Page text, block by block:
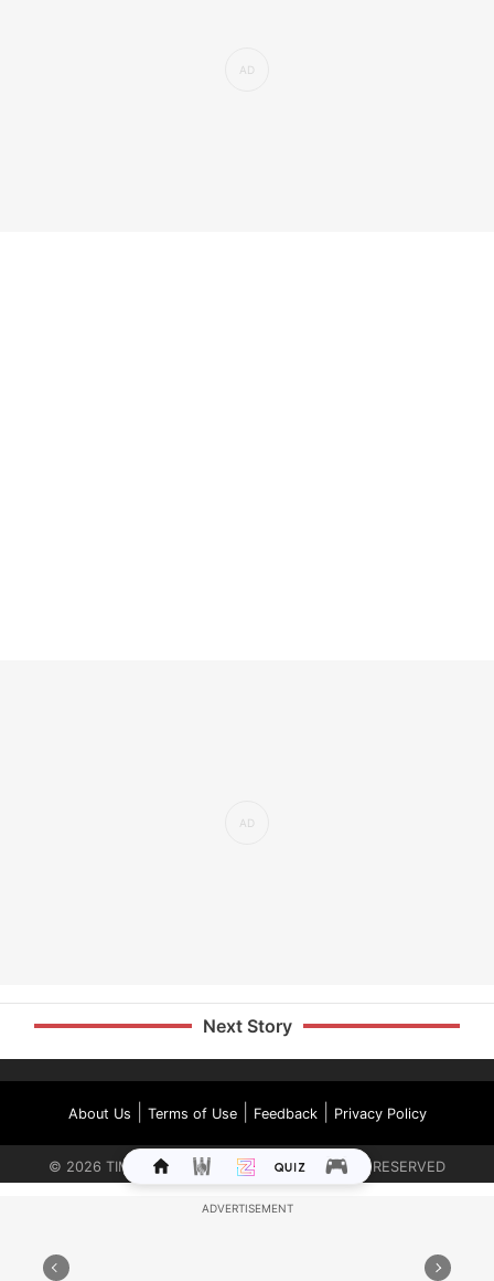
Next Story
About Us Terms of Use| Feedback| Privacy Policy
© 2026 TIMES INTERNET LIMITED. ALL RIGHTS RESERVED